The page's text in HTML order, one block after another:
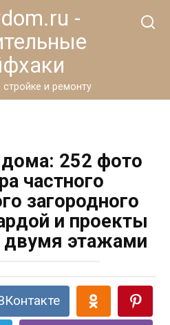
-
и ремонту
252 фото
частного
загородного
и проекты
двумя этажами